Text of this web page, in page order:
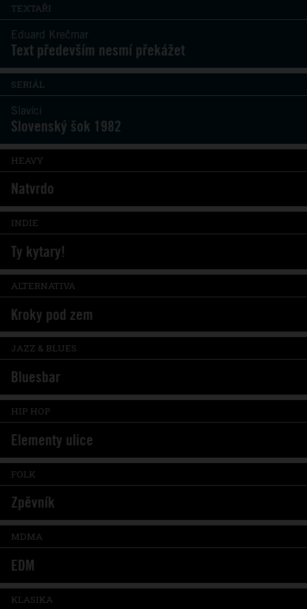
TEXTAŘI
Eduard Krečmar
Text především nesmí překážet
SERIÁL
Slavíci
Slovenský šok 1982
HEAVY
Natvrdo
INDIE
Ty kytary!
ALTERNATIVA
Kroky pod zem
JAZZ & BLUES
Bluesbar
HIP HOP
Elementy ulice
FOLK
Zpěvník
MDMA
EDM
KLASIKA